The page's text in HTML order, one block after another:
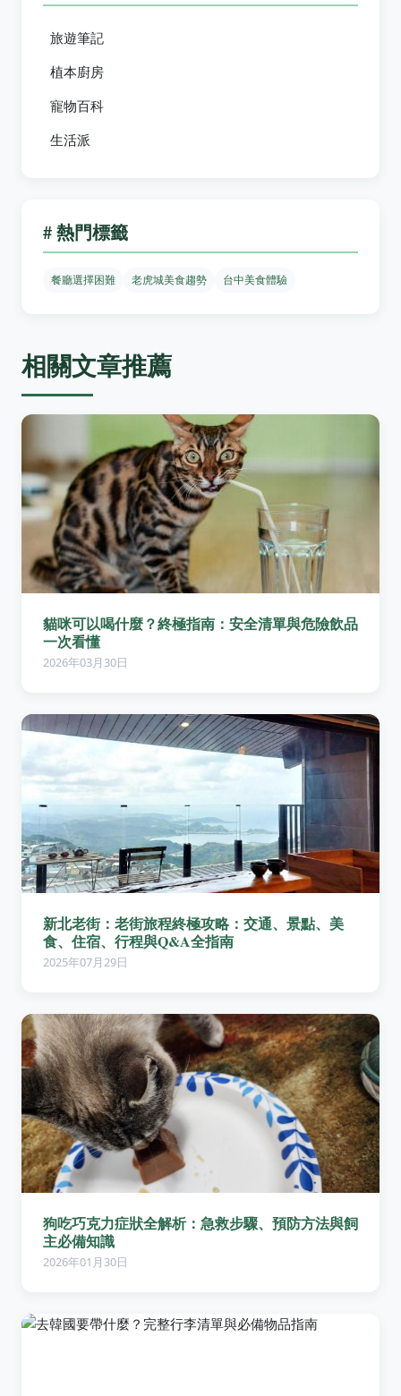
旅遊筆記
植本廚房
寵物百科
生活派
# 熱門標籤
餐廳選擇困難 老虎城美食趨勢 台中美食體驗
相關文章推薦
貓咪可以喝什麼？終極指南：安全清單與危險飲品
一次看懂
2026年03月30日
新北老街：老街旅程終極攻略：交通、景點、美
食、住宿、行程與Q&A全指南
2025年07月29日
狗吃巧克力症狀全解析：急救步驟、預防方法與飼
主必備知識
2026年01月30日